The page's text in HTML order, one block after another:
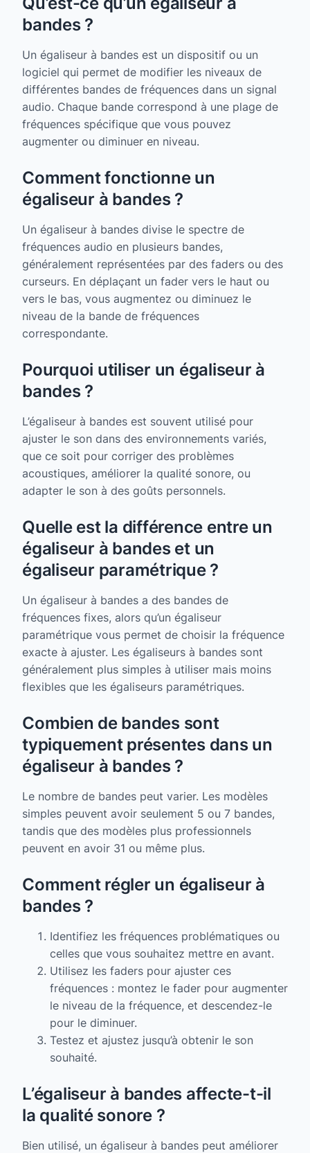
bandes ?
Un égaliseur à bandes est un dispositif ou un
logiciel qui permet de modifier les niveaux de
différentes bandes de fréquences dans un signal
audio. Chaque bande correspond à une plage de
fréquences spécifique que vous pouvez
augmenter ou diminuer en niveau.
Comment fonctionne un
égaliseur à bandes ?
Un égaliseur à bandes divise le spectre de
fréquences audio en plusieurs bandes,
généralement représentées par des faders ou des
curseurs. En déplaçant un fader vers le haut ou
vers le bas, vous augmentez ou diminuez le
niveau de la bande de fréquences
correspondante.
Pourquoi utiliser un égaliseur à
bandes ?
L’égaliseur à bandes est souvent utilisé pour
ajuster le son dans des environnements variés,
que ce soit pour corriger des problèmes
acoustiques, améliorer la qualité sonore, ou
adapter le son à des goûts personnels.
Quelle est la différence entre un
égaliseur à bandes et un
égaliseur paramétrique ?
Un égaliseur à bandes a des bandes de
fréquences fixes, alors qu’un égaliseur
paramétrique vous permet de choisir la fréquence
exacte à ajuster. Les égaliseurs à bandes sont
généralement plus simples à utiliser mais moins
flexibles que les égaliseurs paramétriques.
Combien de bandes sont
typiquement présentes dans un
égaliseur à bandes ?
Le nombre de bandes peut varier. Les modèles
simples peuvent avoir seulement 5 ou 7 bandes,
tandis que des modèles plus professionnels
peuvent en avoir 31 ou même plus.
Comment régler un égaliseur à
bandes ?
Identifiez les fréquences problématiques ou
celles que vous souhaitez mettre en avant.
Utilisez les faders pour ajuster ces
fréquences : montez le fader pour augmenter
le niveau de la fréquence, et descendez-le
pour le diminuer.
Testez et ajustez jusqu’à obtenir le son
souhaité.
L’égaliseur à bandes affecte-t-il
la qualité sonore ?
Bien utilisé, un égaliseur à bandes peut améliorer